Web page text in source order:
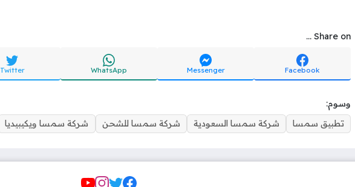
Share on ...
Facebook
Messenger
WhatsApp
Twitter
وسوم:
تطبيق سمسا
شركة سمسا السعودية شركة سمسا للشحن شركة سمسا ويكيبيديا